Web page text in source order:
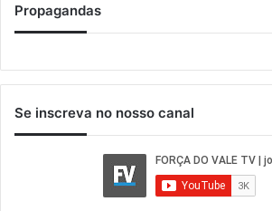
Propagandas
Se inscreva no nosso canal